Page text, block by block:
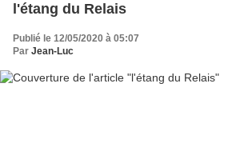
l'étang du Relais
Publié le 12/05/2020 à 05:07
Par Jean-Luc